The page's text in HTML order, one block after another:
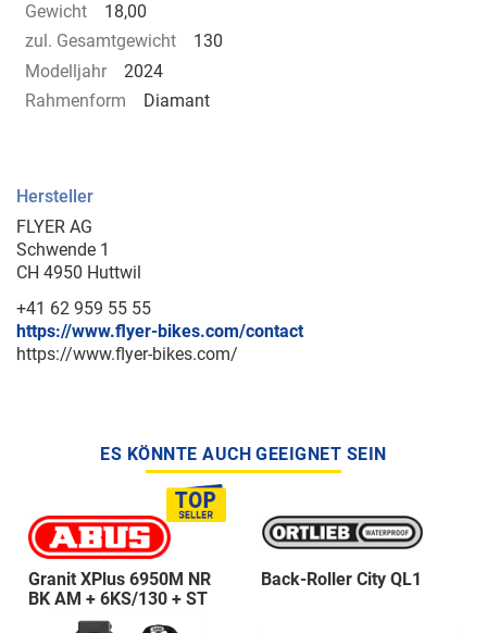
Gewicht
18,00
zul. Gesamtgewicht
130
Modelljahr
2024
Rahmenform
Diamant
Hersteller
FLYER AG
Schwende 1
CH 4950 Huttwil
+41 62 959 55 55
https://www.flyer-bikes.com/contact
https://www.flyer-bikes.com/
ES KÖNNTE AUCH GEEIGNET SEIN
Granit XPlus 6950M NR
BK AM + 6KS/130 + ST
Back-Roller City QL1